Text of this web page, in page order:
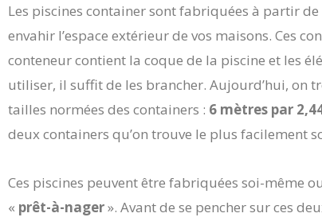
Les piscines container sont fabriquées à partir de
envahir l’espace extérieur de vos maisons. Ces
conteneur contient la coque de la piscine et les
utiliser, il suffit de les brancher. Aujourd’hui, on
tailles normées des containers : 6 mètres par
deux containers qu’on trouve le plus facilement
Ces piscines peuvent être fabriquées soi-même
« prêt-à-nager». Avant de se pencher sur ces